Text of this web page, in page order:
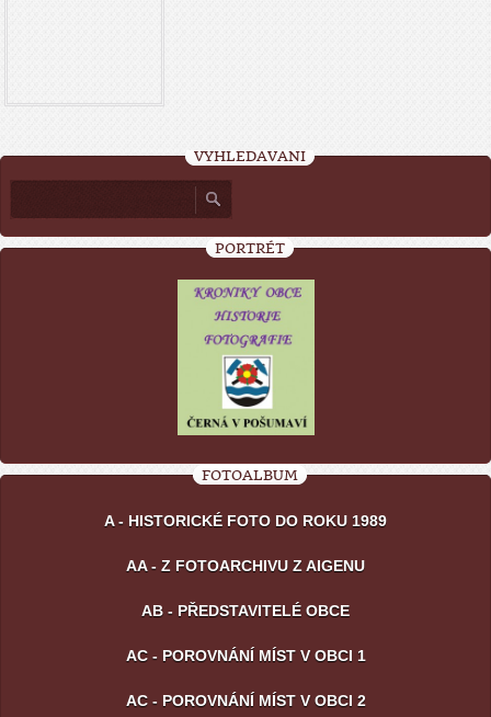
VYHLEDÁVÁNÍ
PORTRÉT
FOTOALBUM
A - HISTORICKÉ FOTO DO ROKU 1989
AA - Z FOTOARCHIVU Z AIGENU
AB - PŘEDSTAVITELÉ OBCE
AC - POROVNÁNÍ MÍST V OBCI 1
AC - POROVNÁNÍ MÍST V OBCI 2